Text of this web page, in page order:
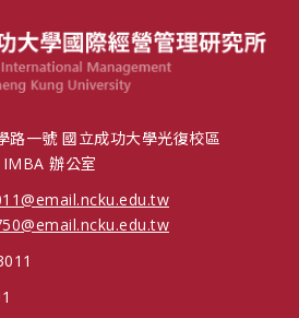
路一號 國立成功大學光復校區
辦公室